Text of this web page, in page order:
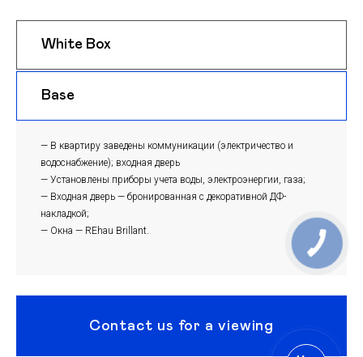
White Box
Base
— В квартиру заведены коммуникации (электричество и
водоснабжение); входная дверь
— Установлены приборы учета воды, электроэнергии, газа;
— Входная дверь — бронированная с декоративной ДФ-
накладкой;
— Окна — REhau Brillant.
Contact us for a viewing